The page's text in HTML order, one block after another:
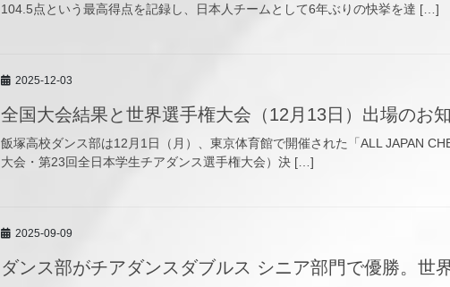
104.5点という最高得点を記録し、日本人チームとして6年ぶりの快挙を達 […]
2025-12-03
全国大会結果と世界選手権大会（12月13日）出場のお
飯塚高校ダンス部は12月1日（月）、東京体育館で開催された「ALL JAPAN
大会・第23回全日本学生チアダンス選手権大会）決 […]
2025-09-09
ダンス部がチアダンスダブルス シニア部門で優勝。世